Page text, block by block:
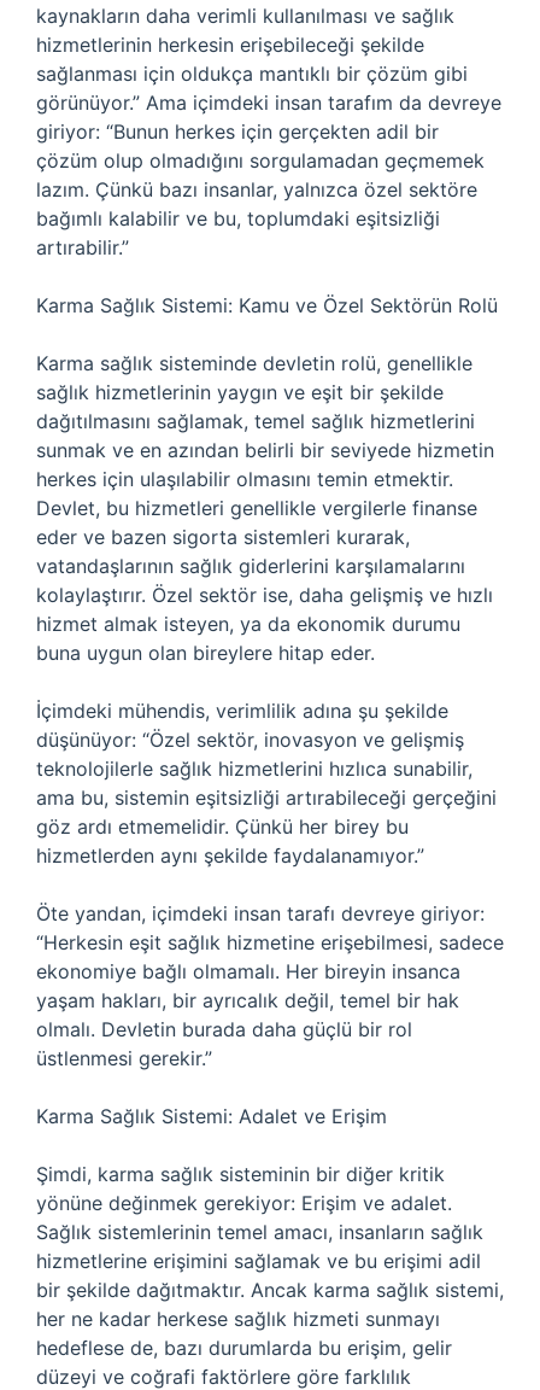
kaynakların daha verimli kullanılması ve sağlık
hizmetlerinin herkesin erişebileceği şekilde
sağlanması için oldukça mantıklı bir çözüm gibi
görünüyor.” Ama içimdeki insan tarafım da devreye
giriyor: “Bunun herkes için gerçekten adil bir
çözüm olup olmadığını sorgulamadan geçmemek
lazım. Çünkü bazı insanlar, yalnızca özel sektöre
bağımlı kalabilir ve bu, toplumdaki eşitsizliği
artırabilir.”
Karma Sağlık Sistemi: Kamu ve Özel Sektörün Rolü
Karma sağlık sisteminde devletin rolü, genellikle
sağlık hizmetlerinin yaygın ve eşit bir şekilde
dağıtılmasını sağlamak, temel sağlık hizmetlerini
sunmak ve en azından belirli bir seviyede hizmetin
herkes için ulaşılabilir olmasını temin etmektir.
Devlet, bu hizmetleri genellikle vergilerle finanse
eder ve bazen sigorta sistemleri kurarak,
vatandaşlarının sağlık giderlerini karşılamalarını
kolaylaştırır. Özel sektör ise, daha gelişmiş ve hızlı
hizmet almak isteyen, ya da ekonomik durumu
buna uygun olan bireylere hitap eder.
İçimdeki mühendis, verimlilik adına şu şekilde
düşünüyor: “Özel sektör, inovasyon ve gelişmiş
teknolojilerle sağlık hizmetlerini hızlıca sunabilir,
ama bu, sistemin eşitsizliği artırabileceği gerçeğini
göz ardı etmemelidir. Çünkü her birey bu
hizmetlerden aynı şekilde faydalanamıyor.”
Öte yandan, içimdeki insan tarafı devreye giriyor:
“Herkesin eşit sağlık hizmetine erişebilmesi, sadece
ekonomiye bağlı olmamalı. Her bireyin insanca
yaşam hakları, bir ayrıcalık değil, temel bir hak
olmalı. Devletin burada daha güçlü bir rol
üstlenmesi gerekir.”
Karma Sağlık Sistemi: Adalet ve Erişim
Şimdi, karma sağlık sisteminin bir diğer kritik
yönüne değinmek gerekiyor: Erişim ve adalet.
Sağlık sistemlerinin temel amacı, insanların sağlık
hizmetlerine erişimini sağlamak ve bu erişimi adil
bir şekilde dağıtmaktır. Ancak karma sağlık sistemi,
her ne kadar herkese sağlık hizmeti sunmayı
hedeflese de, bazı durumlarda bu erişim, gelir
düzeyi ve coğrafi faktörlere göre farklılık